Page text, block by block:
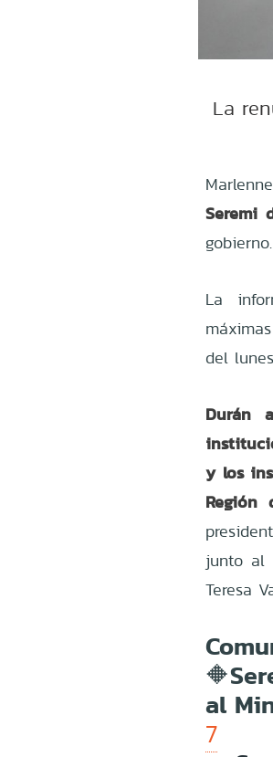
La
Seremi
gobierno.
La
del
Durán
y los
Región
junto al
Teresa
al
7